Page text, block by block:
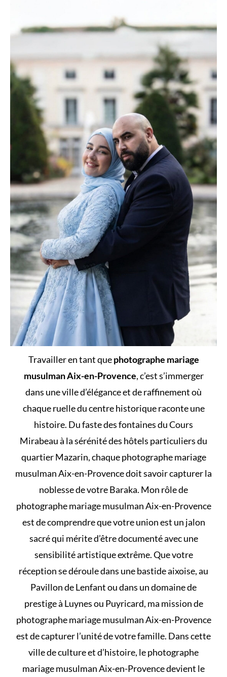
Travailler en tant quephotographe mariage
musulman Aix-en-Provence, c’est s’immerger
dans une ville d’élégance et de raffinement où
chaque ruelle du centre historique raconte une
histoire. Du faste des fontaines du Cours
Mirabeau à la sérénité des hôtels particuliers du
quartier Mazarin, chaque photographe mariage
musulman Aix-en-Provence doit savoir capturer la
noblesse de votre Baraka. Mon rôle de
photographe mariage musulman Aix-en-Provence
est de comprendre que votre union est un jalon
sacré qui mérite d’être documenté avec une
sensibilité artistique extrême. Que votre
réception se déroule dans une bastide aixoise, au
Pavillon de Lenfant ou dans un domaine de
prestige à Luynes ou Puyricard, ma mission de
photographe mariage musulman Aix-en-Provence
est de capturer l’unité de votre famille. Dans cette
ville de culture et d’histoire, le photographe
mariage musulman Aix-en-Provence devient le